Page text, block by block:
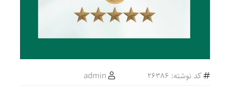
کد نوشته: 26386
admin